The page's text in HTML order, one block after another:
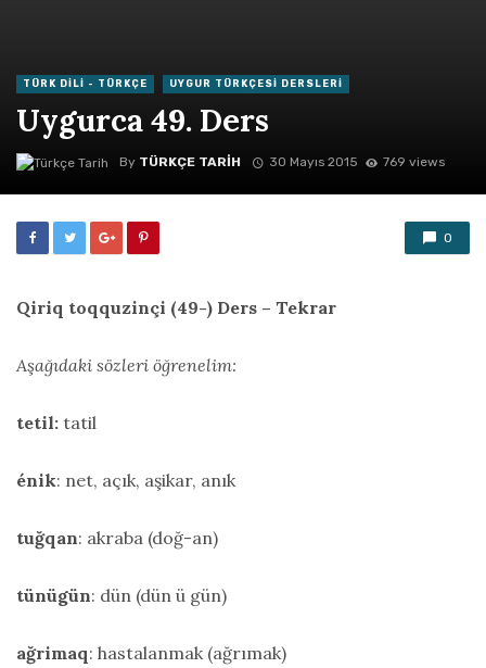
TÜRK DILI - TÜRKÇE UYGUR TÜRKÇESI DERSLERI
Uygurca 49. Ders
By TÜRKÇE TARIH 30 Mayıs 2015 769 views
0
Qiriq toqquzinçi (49-) Ders – Tekrar
Aşağıdaki sözleri öğrenelim:
tetil: tatil
énik: net, açık, aşikar, anık
tuğqan: akraba (doğ-an)
tünügün: dün (dün ü gün)
ağrimaq: hastalanmak (ağrımak)